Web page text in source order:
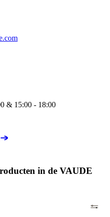
& 15:00 - 18:00
in de VAUDE